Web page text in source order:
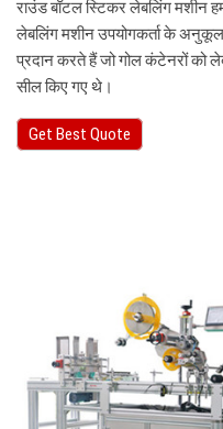
राउंड बॉटल स्टिकर लेबलिंग मशीन
लेबलिंग मशीन उपयोगकर्ता के
प्रदान करते हैं जो गोल कंटेनरों
सील किए गए थे।
Get Best Quote